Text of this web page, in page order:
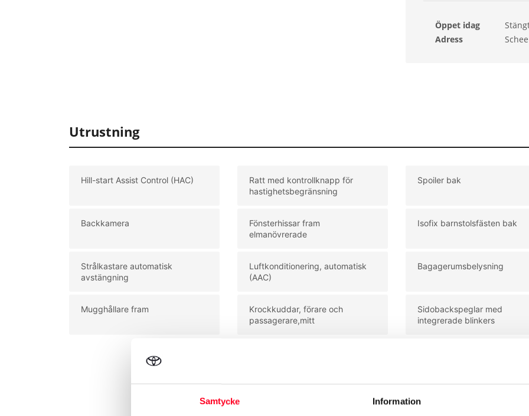
Samtycke Information
Öppet idag
Adress
Utrustning
Hill-start Assist Control (HAC)
Ratt med kontrollknapp för
hastighetsbegränsning
Spoiler bak
Backkamera
Fönsterhissar fram
elmanövrerade
Isofix barnstolsfästen bak
Strålkastare automatisk
avstängning
Luftkonditionering, automatisk
(AAC)
Bagagerumsbelysning
Mugghållare fram
Krockkuddar, förare och
passagerare,mitt
Sidobackspeglar med
integrerade blinkers